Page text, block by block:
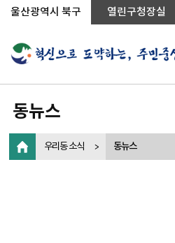
상단메뉴로 바로가기
전체메뉴로 바로가기
왼쪽메뉴로 바로가기
본문으로 바로가기
울산광역시 북구 열린구청장실
동뉴스
우리동 소식 동뉴스